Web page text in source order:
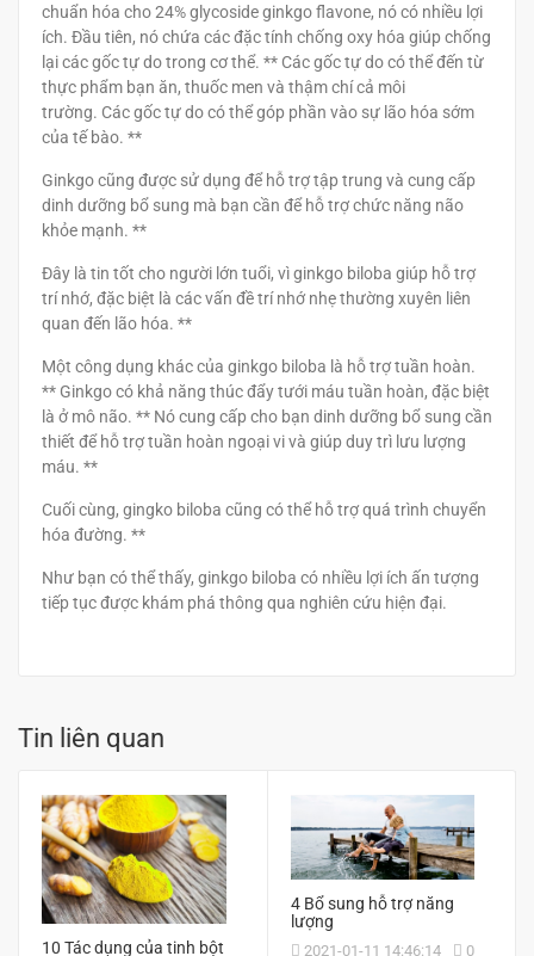
chuẩn hóa cho 24% glycoside ginkgo flavone, nó có nhiều lợi
ích. Đầu tiên, nó chứa các đặc tính chống oxy hóa giúp chống
lại các gốc tự do trong cơ thể. ** Các gốc tự do có thể đến từ
thực phẩm bạn ăn, thuốc men và thậm chí cả môi
trường. Các gốc tự do có thể góp phần vào sự lão hóa sớm
của tế bào. **
Ginkgo cũng được sử dụng để hỗ trợ tập trung và cung cấp
dinh dưỡng bổ sung mà bạn cần để hỗ trợ chức năng não
khỏe mạnh. **
Đây là tin tốt cho người lớn tuổi, vì ginkgo biloba giúp hỗ trợ
trí nhớ, đặc biệt là các vấn đề trí nhớ nhẹ thường xuyên liên
quan đến lão hóa. **
Một công dụng khác của ginkgo biloba là hỗ trợ tuần hoàn.
** Ginkgo có khả năng thúc đẩy tưới máu tuần hoàn, đặc biệt
là ở mô não. ** Nó cung cấp cho bạn dinh dưỡng bổ sung cần
thiết để hỗ trợ tuần hoàn ngoại vi và giúp duy trì lưu lượng
máu. **
Cuối cùng, gingko biloba cũng có thể hỗ trợ quá trình chuyển
hóa đường. **
Như bạn có thể thấy, ginkgo biloba có nhiều lợi ích ấn tượng
tiếp tục được khám phá thông qua nghiên cứu hiện đại.
Tin liên quan
10 Tác dụng của tinh bột
4 Bổ sung hỗ trợ năng
lượng
2021-01-11 14:46:14 0